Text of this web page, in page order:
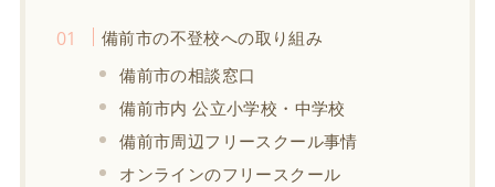
備前市の不登校への取り組み
備前市の相談窓口
備前市内 公立小学校・中学校
備前市周辺フリースクール事情
オンラインのフリースクール